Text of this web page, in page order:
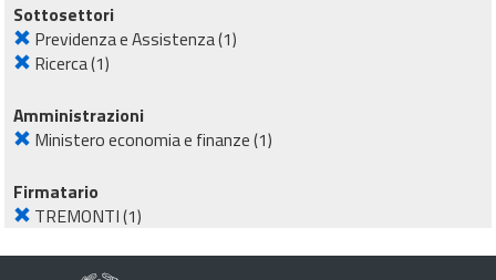
Sottosettori
Previdenza e Assistenza(1)
Ricerca(1)
Amministrazioni
Ministero economia e finanze(1)
Firmatario
TREMONTI(1)